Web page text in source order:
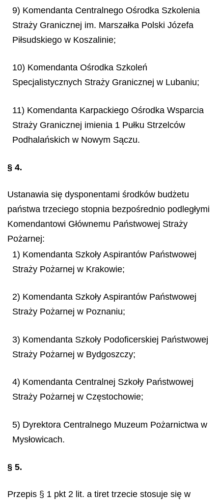
9) Komendanta Centralnego Ośrodka Szkolenia
Straży Granicznej im. Marszałka Polski Józefa
Piłsudskiego w Koszalinie;
10) Komendanta Ośrodka Szkoleń
Specjalistycznych Straży Granicznej w Lubaniu;
11) Komendanta Karpackiego Ośrodka Wsparcia
Straży Granicznej imienia 1 Pułku Strzelców
Podhalańskich w Nowym Sączu.
§ 4.
Ustanawia się dysponentami środków budżetu
państwa trzeciego stopnia bezpośrednio podległymi
Komendantowi Głównemu Państwowej Straży
Pożarnej:
1) Komendanta Szkoły Aspirantów Państwowej
Straży Pożarnej w Krakowie;
2) Komendanta Szkoły Aspirantów Państwowej
Straży Pożarnej w Poznaniu;
3) Komendanta Szkoły Podoficerskiej Państwowej
Straży Pożarnej w Bydgoszczy;
4) Komendanta Centralnej Szkoły Państwowej
Straży Pożarnej w Częstochowie;
5) Dyrektora Centralnego Muzeum Pożarnictwa w
Mysłowicach.
§ 5.
Przepis § 1 pkt 2 lit. a tiret trzecie stosuje się w